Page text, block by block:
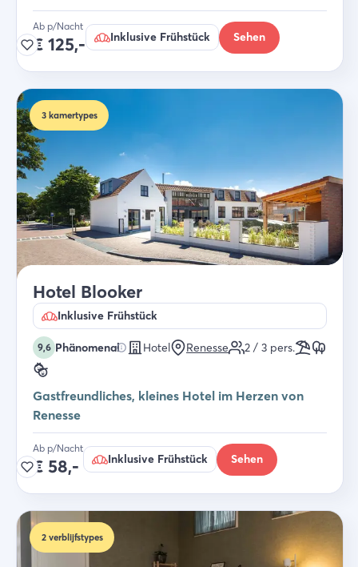
Ab p/Nacht
€ 125,- Inklusive Frühstück Sehen
3 kamertypes
Hotel Blooker
Inklusive Frühstück
9,6 Phänomenal Hotel Renesse 2 / 3 pers.
Gastfreundliches, kleines Hotel im Herzen von
Renesse
Ab p/Nacht
€ 58,- Inklusive Frühstück Sehen
2 verblijfstypes